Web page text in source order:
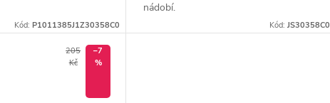
Kód:P1011385J1Z30358C0
nádobí.
Kód: JS30358C0
205
Kč
–7
%